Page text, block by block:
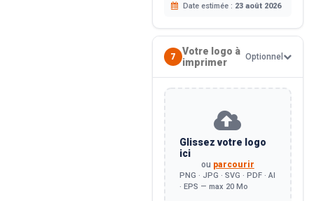
Date estimée : 23 août 2026
7
Votre logo à
imprimer
Optionnel
Glissez votre logo
ici
ou parcourir
PNG · JPG · SVG · PDF · AI
· EPS — max 20 Mo